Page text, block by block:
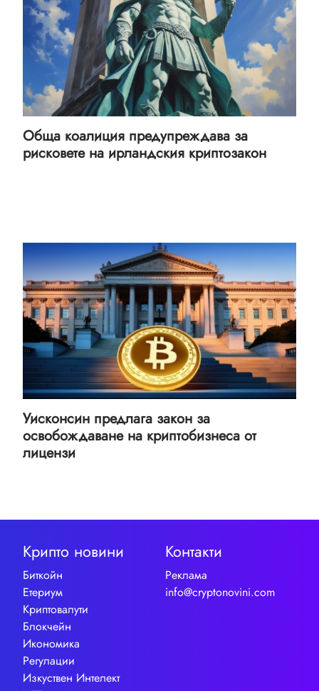
Обща коалиция предупреждава за
рисковете на ирландския криптозакон
Уисконсин предлага закон за
освобождаване на криптобизнеса от
лицензи
Крипто новини
Биткойн
Етериум
Криптовалути
Блокчейн
Икономика
Регулации
Изкуствен Интелект
Контакти
Реклама
info@cryptonovini.com